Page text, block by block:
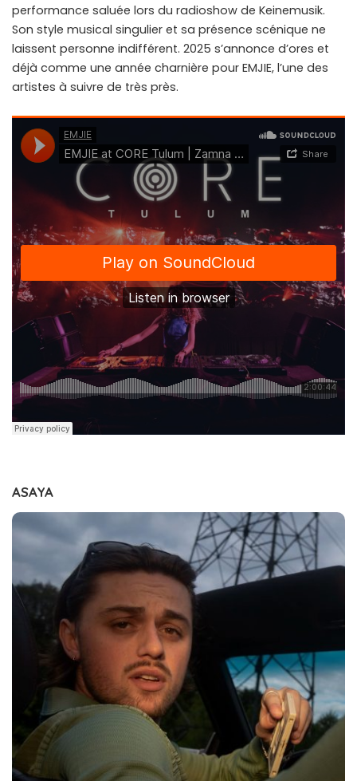
performance saluée lors du radioshow de Keinemusik.
Son style musical singulier et sa présence scénique ne
laissent personne indifférent. 2025 s’annonce d’ores et
déjà comme une année charnière pour EMJIE, l’une des
artistes à suivre de très près.
ASAYA